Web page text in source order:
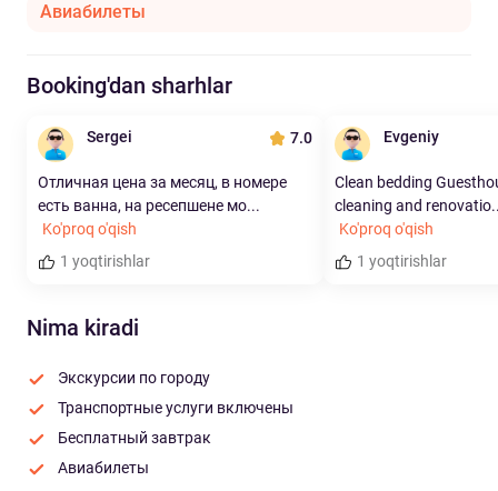
Авиабилеты
Booking'dan sharhlar
Sergei 7.0
Отличная цена за месяц, в номере
есть ванна, на ресепшене мо...
Ko'proq o'qish
1 yoqtirishlar
Evgeniy
Clean bedding
cleaning and
Ko'proq o'qish
1 yoqtirishlar
Nima kiradi
Экскурсии по городу
Транспортные услуги включены
Бесплатный завтрак
Авиабилеты